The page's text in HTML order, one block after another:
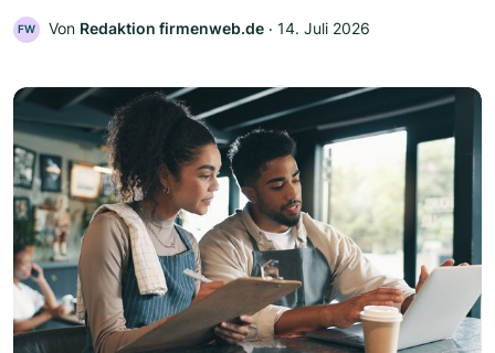
FW Von Redaktion firmenweb.de ‧ 14. Juli 2026